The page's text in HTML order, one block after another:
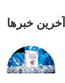
آخرین خبرها